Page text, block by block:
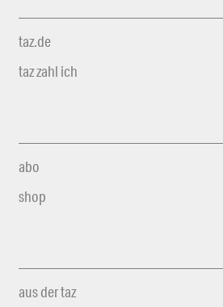
taz.de
taz zahl ich
abo
shop
aus der taz